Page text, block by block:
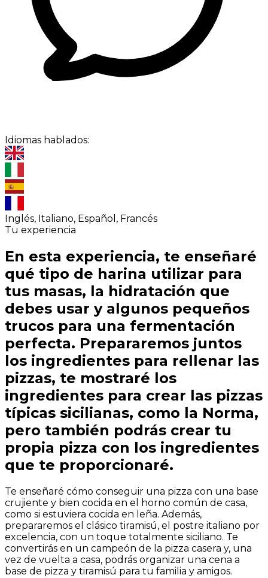
Idiomas hablados:
Inglés, Italiano, Español, Francés
Tu experiencia
En esta experiencia, te enseñaré
qué tipo de harina utilizar para
tus masas, la hidratación que
debes usar y algunos pequeños
trucos para una fermentación
perfecta. Prepararemos juntos
los ingredientes para rellenar las
pizzas, te mostraré los
ingredientes para crear las pizzas
típicas sicilianas, como la Norma,
pero también podrás crear tu
propia pizza con los ingredientes
que te proporcionaré.
Te enseñaré cómo conseguir una pizza con una base
crujiente y bien cocida en el horno común de casa,
como si estuviera cocida en leña. Además,
prepararemos el clásico tiramisú, el postre italiano por
excelencia, con un toque totalmente siciliano. Te
convertirás en un campeón de la pizza casera y, una
vez de vuelta a casa, podrás organizar una cena a
base de pizza y tiramisú para tu familia y amigos.